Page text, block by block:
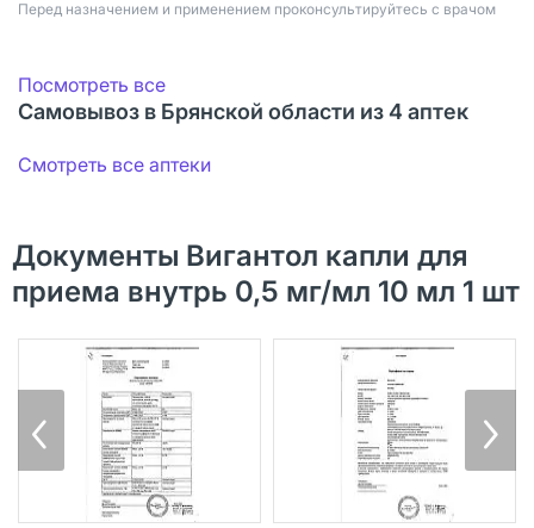
Перед назначением и применением проконсультируйтесь с врачом
Посмотреть все
Самовывоз в Брянской области из 4 аптек
Смотреть все аптеки
Документы Вигантол капли для
приема внутрь 0,5 мг/мл 10 мл 1 шт